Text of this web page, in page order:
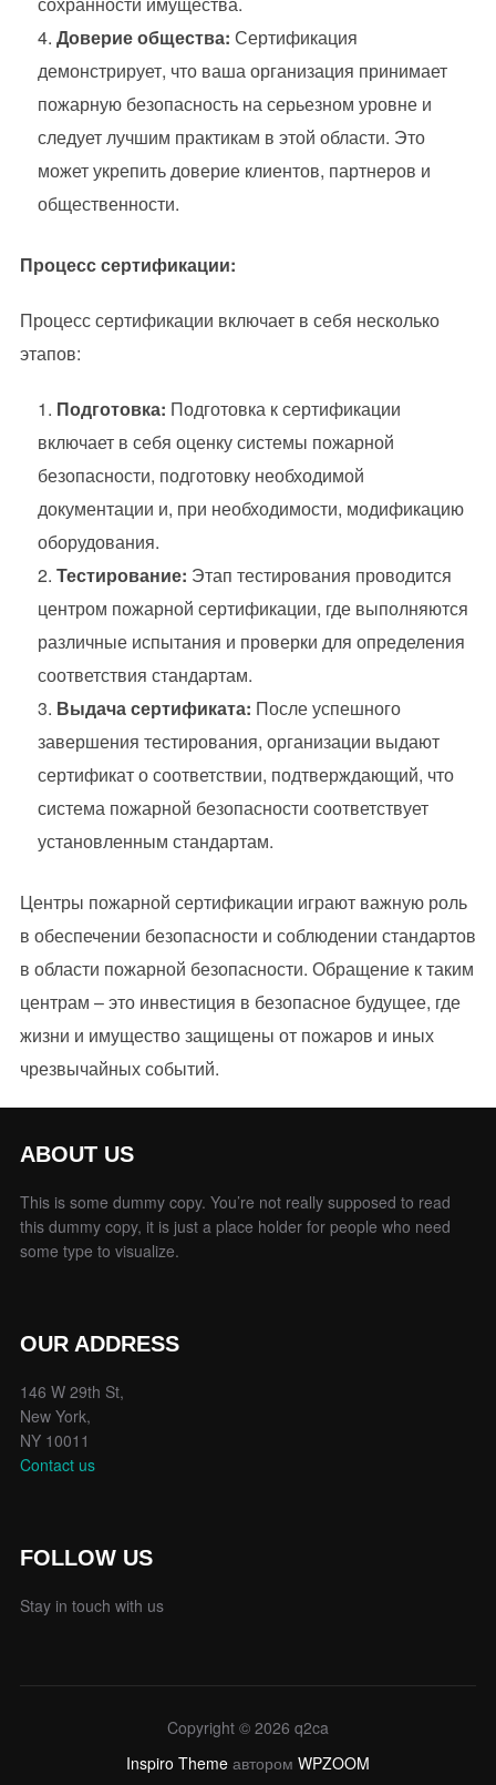
Доверие общества: Сертификация
демонстрирует, что ваша организация принимает
пожарную безопасность на серьезном уровне и
следует лучшим практикам в этой области. Это
может укрепить доверие клиентов, партнеров и
общественности.
Процесс сертификации:
Процесс сертификации включает в себя несколько
этапов:
Подготовка: Подготовка к сертификации
включает в себя оценку системы пожарной
безопасности, подготовку необходимой
документации и, при необходимости, модификацию
оборудования.
Тестирование: Этап тестирования проводится
центром пожарной сертификации, где выполняются
различные испытания и проверки для определения
соответствия стандартам.
Выдача сертификата: После успешного
завершения тестирования, организации выдают
сертификат о соответствии, подтверждающий, что
система пожарной безопасности соответствует
установленным стандартам.
Центры пожарной сертификации играют важную роль
в обеспечении безопасности и соблюдении стандартов
в области пожарной безопасности. Обращение к таким
центрам – это инвестиция в безопасное будущее, где
жизни и имущество защищены от пожаров и иных
чрезвычайных событий.
ABOUT US
This is some dummy copy. You’re not really supposed to read
this dummy copy, it is just a place holder for people who need
some type to visualize.
OUR ADDRESS
146 W 29th St,
New York,
NY 10011
Contact us
FOLLOW US
Stay in touch with us
Copyright © 2026 q2ca
Inspiro Theme автором WPZOOM